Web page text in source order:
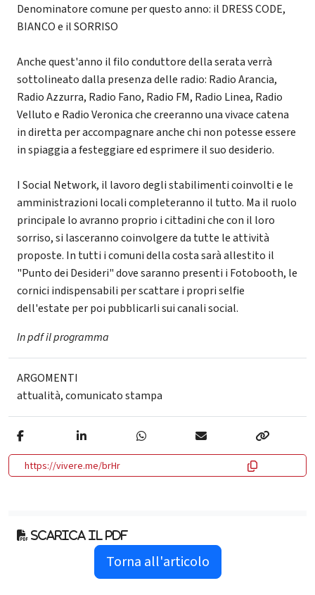
Denominatore comune per questo anno: il DRESS CODE,
BIANCO e il SORRISO
Anche quest'anno il filo conduttore della serata verrà
sottolineato dalla presenza delle radio: Radio Arancia,
Radio Azzurra, Radio Fano, Radio FM, Radio Linea, Radio
Velluto e Radio Veronica che creeranno una vivace catena
in diretta per accompagnare anche chi non potesse essere
in spiaggia a festeggiare ed esprimere il suo desiderio.
I Social Network, il lavoro degli stabilimenti coinvolti e le
amministrazioni locali completeranno il tutto. Ma il ruolo
principale lo avranno proprio i cittadini che con il loro
sorriso, si lasceranno coinvolgere da tutte le attività
proposte. In tutti i comuni della costa sarà allestito il
"Punto dei Desideri" dove saranno presenti i Fotobooth, le
cornici indispensabili per scattare i propri selfie
dell'estate per poi pubblicarli sui canali social.
In pdf il programma
ARGOMENTI
attualità,comunicato stampa
https://vivere.me/brHr
Scarica il pdf
Torna all'articolo